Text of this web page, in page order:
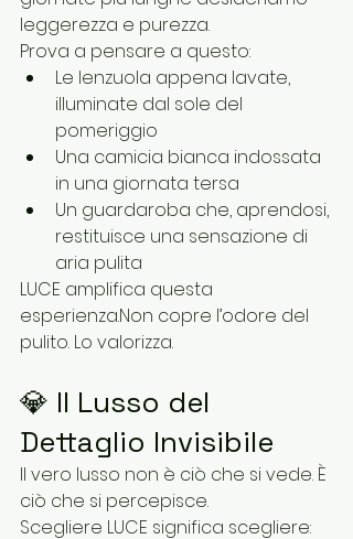
leggerezza e purezza.
Prova a pensare a questo:
Le lenzuola appena lavate,
illuminate dal sole del
pomeriggio
Una camicia bianca indossata
in una giornata tersa
Un guardaroba che, aprendosi,
restituisce una sensazione di
aria pulita
LUCE amplifica questa
esperienza.Non copre l’odore del
pulito. Lo valorizza.
💎 Il Lusso del
Dettaglio Invisibile
Il vero lusso non è ciò che si vede. È
ciò che si percepisce.
Scegliere LUCE significa scegliere: